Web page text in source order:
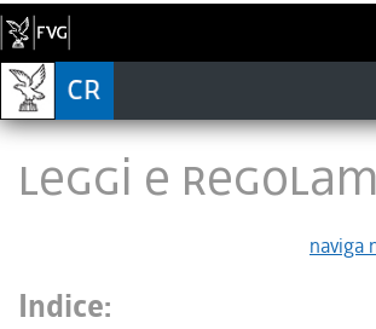
LEGGI E
naviga
Indice: